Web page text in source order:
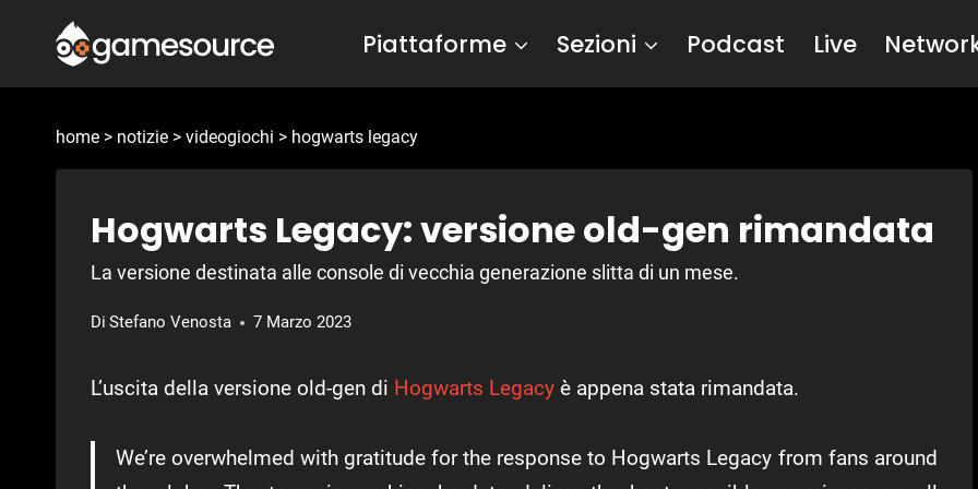
contenuto
Piattaforme Sezioni Podcast Live
home > notizie > videogiochi > hogwarts legacy
Hogwarts Legacy: versione old-gen rimandata
La versione destinata alle console di vecchia generazione slitta di un mese.
Di Stefano Venosta 7 Marzo 2023
L’uscita della versione old-gen di Hogwarts Legacy è appena stata rimandata.
We’re overwhelmed with gratitude for the response to Hogwarts Legacy from fans around